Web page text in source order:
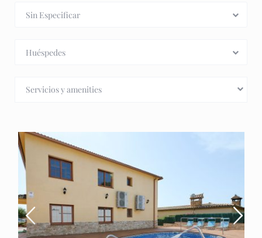
Sin Especificar
Huéspedes
Servicios y amenities